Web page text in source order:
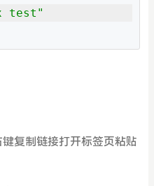
test"
复制链接打开标签页粘贴